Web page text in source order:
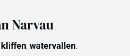
Narvau
kliffen,watervallen.